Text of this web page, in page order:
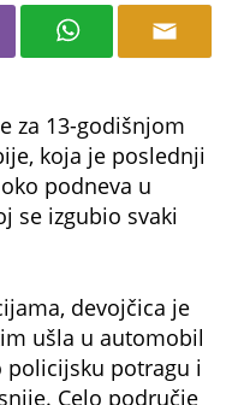
za 13-godišnjom
koja je poslednji
podneva u
se izgubio svaki
devojčica je
ušla u automobil
policijsku potragu i
Celo područje